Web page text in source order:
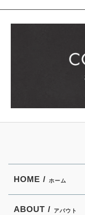
HOME / ホーム
ABOUT / アバウト